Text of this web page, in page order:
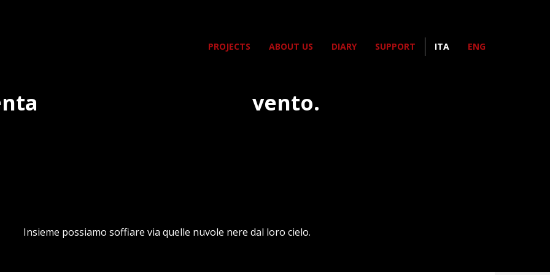
PROJECTS ABOUT US DIARY SUPPORT ITA ENG
vento.
Insieme possiamo soffiare via quelle nuvole nere dal loro cielo.